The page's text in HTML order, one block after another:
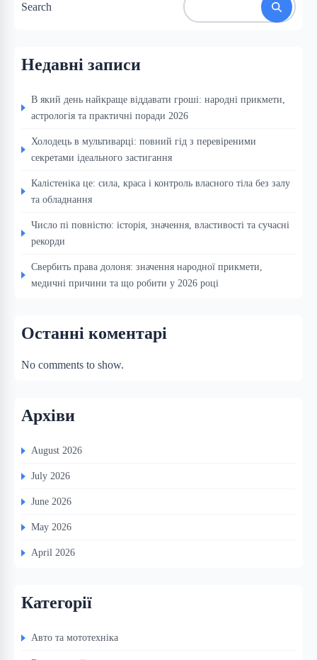
Search
Недавні записи
В який день найкраще віддавати гроші: народні прикмети,
астрологія та практичні поради 2026
Холодець в мультиварці: повний гід з перевіреними
секретами ідеального застигання
Калістеніка це: сила, краса і контроль власного тіла без залу
та обладнання
Число пі повністю: історія, значення, властивості та сучасні
рекорди
Свербить права долоня: значення народної прикмети,
медичні причини та що робити у 2026 році
Останні коментарі
No comments to show.
Архіви
August 2026
July 2026
June 2026
May 2026
April 2026
Категорії
Авто та мототехніка